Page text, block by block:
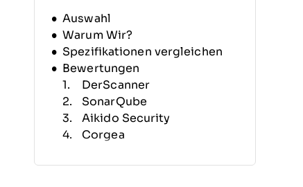
Auswahl
Warum Wir?
Spezifikationen vergleichen
Bewertungen
DerScanner
SonarQube
Aikido Security
Corgea
Zeropath